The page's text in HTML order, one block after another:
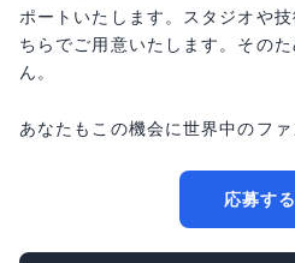
ポートいたします。スタジオや
ちらでご用意いたします。その
ん。
あなたもこの機会に世界中のフ
応募する